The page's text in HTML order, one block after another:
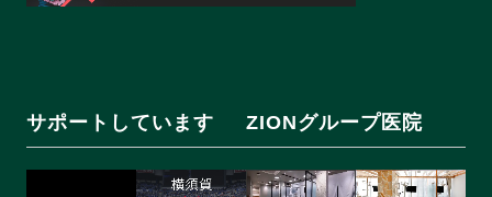
サポートしています ZIONグループ医院